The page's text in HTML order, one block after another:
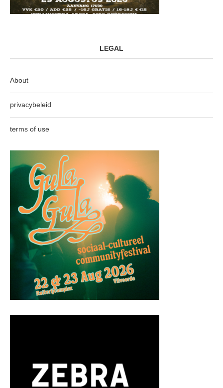
LEGAL
About
privacybeleid
terms of use